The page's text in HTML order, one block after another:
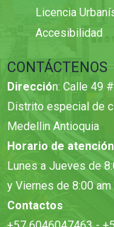
Licencia
Accesibilidad
CONTÁCTENOS
Dirección: Calle 49
Distrito especial de
Medellin Antioquia
Horario de atención
Lunes a Jueves de
y Viernes de 8:00 am
Contactos